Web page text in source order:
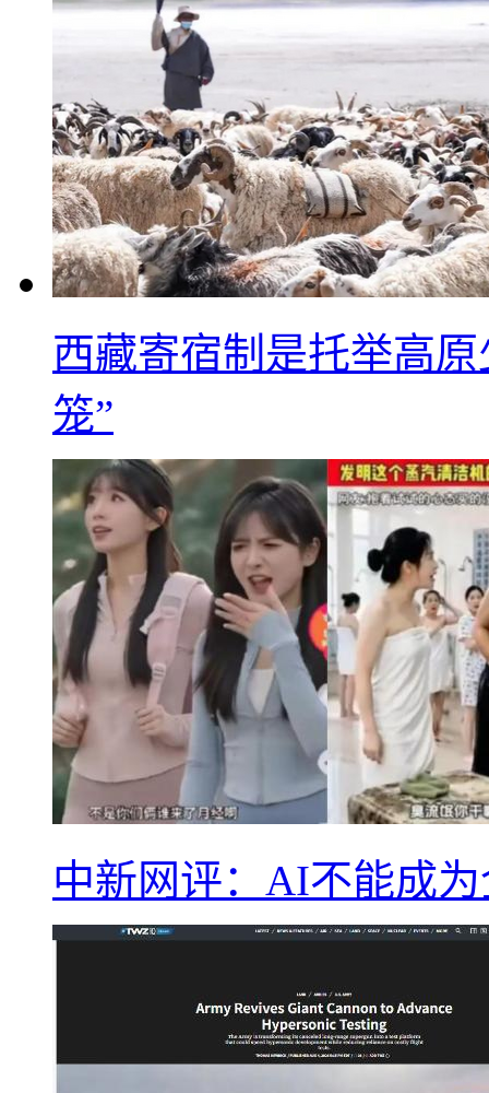
西藏寄宿制是托举高
笼”
中新网评：AI不能成